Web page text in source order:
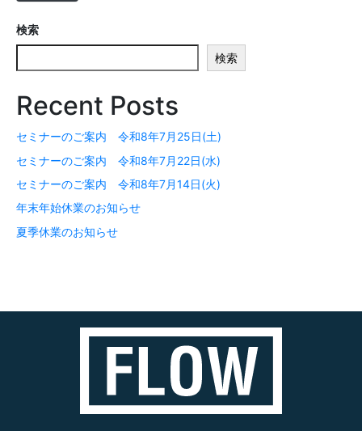
検索
検索
Recent Posts
セミナーのご案内 令和8年7月25日(土)
セミナーのご案内 令和8年7月22日(水)
セミナーのご案内 令和8年7月14日(火)
年末年始休業のお知らせ
夏季休業のお知らせ